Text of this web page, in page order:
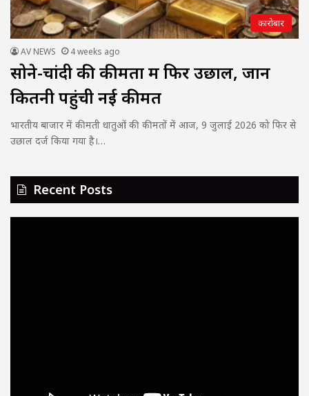
कारोबार
AV NEWS 4 weeks ago
सोने-चांदी की कीमतों में फिर उछाल, जानें
कितनी पहुंची नई कीमत
भारतीय बाजार में कीमती धातुओं की कीमतों में आज, 9 जुलाई 2026 को फिर से
उछाल दर्ज किया गया है।…
Recent Posts